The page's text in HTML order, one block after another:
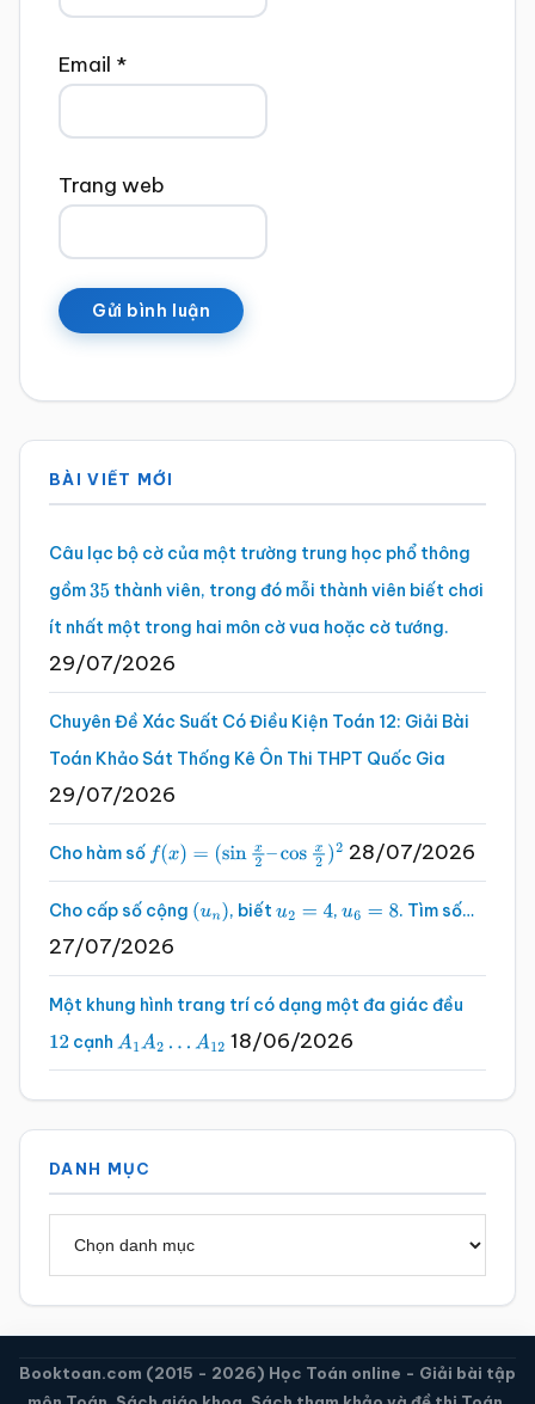
Email *
Trang web
Sidebar
chính
BÀI VIẾT MỚI
Câu lạc bộ cờ của một trường trung học phổ thông
gồm35 thành viên, trong đó mỗi thành viên biết chơi
ít nhất một trong hai môn cờ vua hoặc cờ tướng.
29/07/2026
Chuyên Đề Xác Suất Có Điều Kiện Toán 12: Giải Bài
Toán Khảo Sát Thống Kê Ôn Thi THPT Quốc Gia
29/07/2026
Cho hàm số f(x)=(sinx2 –cosx2 )2 28/07/2026
Cho cấp số cộng (un), biếtu2 =4 , u6 =8 . Tìm số…
27/07/2026
Một khung hình trang trí có dạng một đa giác đều
12 cạnh A1A2…A 12 18/06/2026
DANH MỤC
Booktoan.com (2015 - 2026) Học Toán online - Giải bài tập